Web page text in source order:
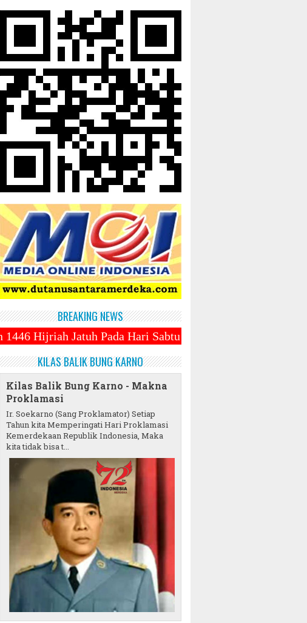
BREAKING NEWS
Pada Hari Sabtu 1 Maret 2025 ~||~ 1 Syawal Jatuh
KILAS BALIK BUNG KARNO
Kilas Balik Bung Karno - Makna
Proklamasi
Ir. Soekarno (Sang Proklamator) Setiap
Tahun kita Memperingati Hari Proklamasi
Kemerdekaan Republik Indonesia, Maka
kita tidak bisa t...